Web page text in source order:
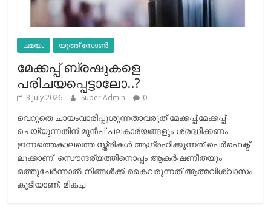
ചമയം യൂത്ത് സോൺ
മേക്കപ്പ് ബ്രഷുകളെ
പരിചയപ്പെട്ടാലോ..?
3 July 2026 Super Admin 0
വെറുതെ ചായംവാരിപ്പൂശുന്നതാവരുത് മേക്കപ്പ്.മേക്കപ്പ്
ചെയ്യുന്നതിന് മുന്‍പ് പലകാര്യങ്ങളും ശ്രദ്ധിക്കണം.
ഇന്നത്തെകാലത്തെ സ്ത്രീകള്‍ ആഗ്രഹിക്കുന്നത് പെര്‍ഫെക്ട്
ലുക്കാണ്. സൌന്ദര്യത്തിനൊപ്പം ആകര്‍ഷണീതയും
ഒത്തുചേര്‍ന്നാല്‍ നിങ്ങള്‍ക്ക് കൈവരുന്നത് ആത്മവിശ്വാസം
കൂടിയാണ്. മികച്ച